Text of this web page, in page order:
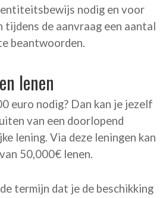
nodig en voor
tijdens de aanvraag een aantal
beantwoorden.
lenen
euro nodig? Dan kan je jezelf
van een doorlopend
lening. Via deze leningen kan
50,000€ lenen.
termijn dat je de beschikking